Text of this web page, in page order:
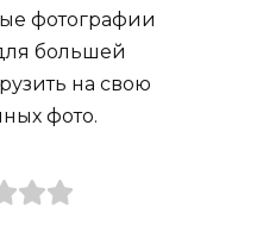
фотографии
большей
на свою
фото.